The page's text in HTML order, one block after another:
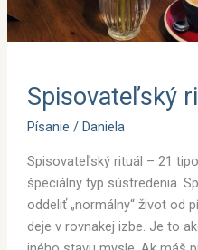
Spisovateľský
Písanie / Daniela
Spisovateľský rituál – 21
špeciálny typ sústredenia.
oddeliť „normálny“ život od
deje v rovnakej izbe. Je to